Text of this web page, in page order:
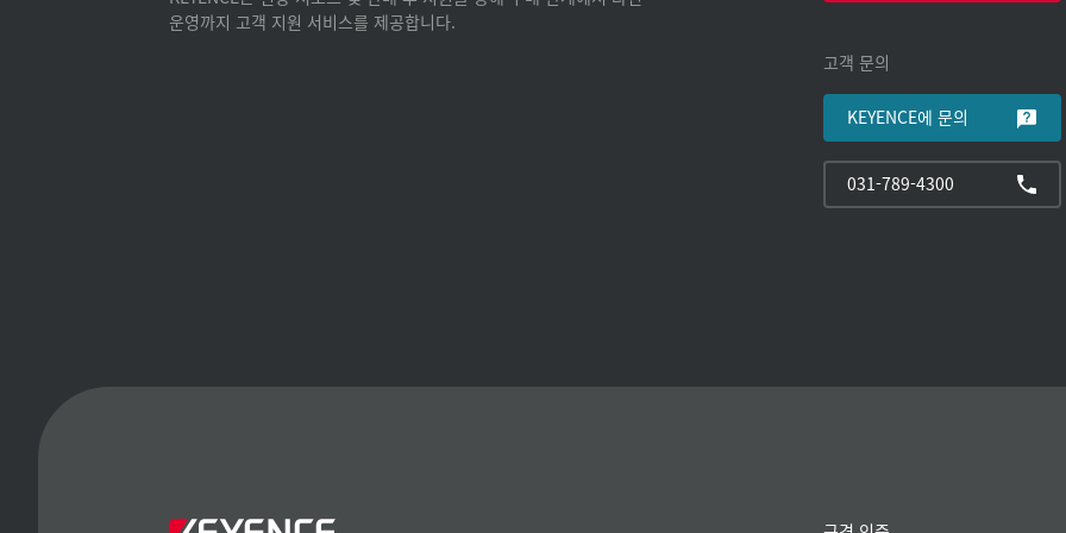
운영까지 고객 지원 서비스를 제공합니다.
고객 문의
KEYENCE에 문의
031-789-4300